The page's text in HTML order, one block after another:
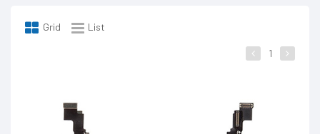
Grid List
1